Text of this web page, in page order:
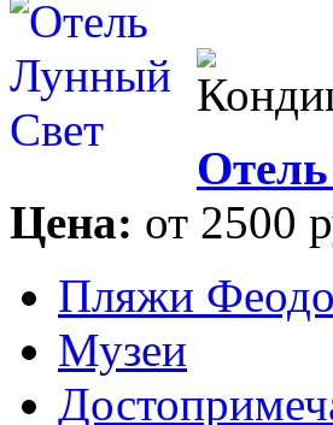
Цена: от 2500
Пляжи
Музеи